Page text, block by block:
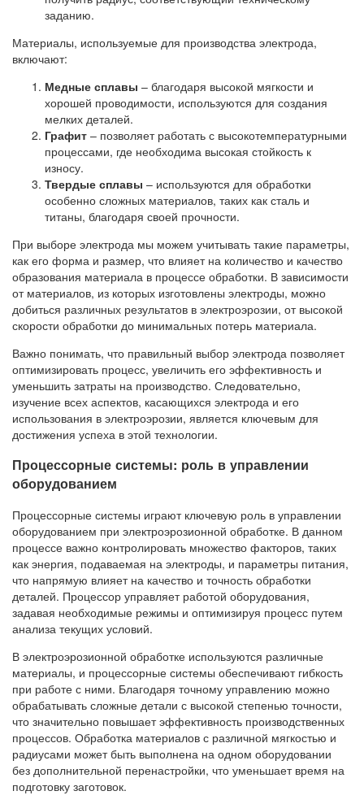
заданию.
Материалы, используемые для производства электрода,
включают:
Медные сплавы – благодаря высокой мягкости и
хорошей проводимости, используются для создания
мелких деталей.
Графит – позволяет работать с высокотемпературными
процессами, где необходима высокая стойкость к
износу.
Твердые сплавы – используются для обработки
особенно сложных материалов, таких как сталь и
титаны, благодаря своей прочности.
При выборе электрода мы можем учитывать такие параметры,
как его форма и размер, что влияет на количество и качество
образования материала в процессе обработки. В зависимости
от материалов, из которых изготовлены электроды, можно
добиться различных результатов в электроэрозии, от высокой
скорости обработки до минимальных потерь материала.
Важно понимать, что правильный выбор электрода позволяет
оптимизировать процесс, увеличить его эффективность и
уменьшить затраты на производство. Следовательно,
изучение всех аспектов, касающихся электрода и его
использования в электроэрозии, является ключевым для
достижения успеха в этой технологии.
Процессорные системы: роль в управлении
оборудованием
Процессорные системы играют ключевую роль в управлении
оборудованием при электроэрозионной обработке. В данном
процессе важно контролировать множество факторов, таких
как энергия, подаваемая на электроды, и параметры питания,
что напрямую влияет на качество и точность обработки
деталей. Процессор управляет работой оборудования,
задавая необходимые режимы и оптимизируя процесс путем
анализа текущих условий.
В электроэрозионной обработке используются различные
материалы, и процессорные системы обеспечивают гибкость
при работе с ними. Благодаря точному управлению можно
обрабатывать сложные детали с высокой степенью точности,
что значительно повышает эффективность производственных
процессов. Обработка материалов с различной мягкостью и
радиусами может быть выполнена на одном оборудовании
без дополнительной перенастройки, что уменьшает время на
подготовку заготовок.